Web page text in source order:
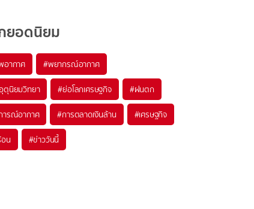
ยอดนิยม
อากาศ #พยากรณ์อากาศ
ตุนิยมวิทยา #ย่อโลกเศรษฐกิจ #ฝนตก
ารณ์อากาศ #การตลาดเงินล้าน #เศรษฐกิจ
อน #ข่าววันนี้